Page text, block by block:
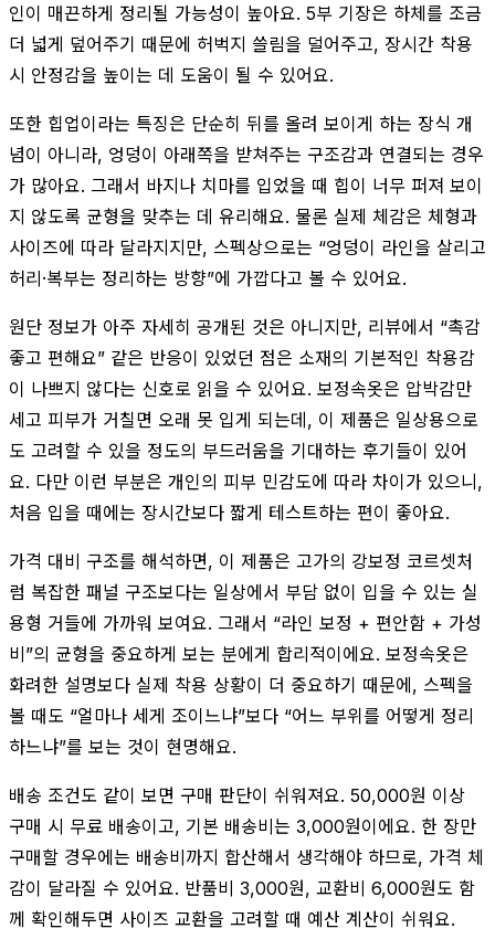
인이 매끈하게 정리될 가능성이 높아요. 5부 기장은 하체를 조금
더 넓게 덮어주기 때문에 허벅지 쓸림을 덜어주고, 장시간 착용
시 안정감을 높이는 데 도움이 될 수 있어요.
또한 힙업이라는 특징은 단순히 뒤를 올려 보이게 하는 장식 개
념이 아니라, 엉덩이 아래쪽을 받쳐주는 구조감과 연결되는 경우
가 많아요. 그래서 바지나 치마를 입었을 때 힙이 너무 퍼져 보이
지 않도록 균형을 맞추는 데 유리해요. 물론 실제 체감은 체형과
사이즈에 따라 달라지지만, 스펙상으로는 “엉덩이 라인을 살리고
허리·복부는 정리하는 방향”에 가깝다고 볼 수 있어요.
원단 정보가 아주 자세히 공개된 것은 아니지만, 리뷰에서 “촉감
좋고 편해요” 같은 반응이 있었던 점은 소재의 기본적인 착용감
이 나쁘지 않다는 신호로 읽을 수 있어요. 보정속옷은 압박감만
세고 피부가 거칠면 오래 못 입게 되는데, 이 제품은 일상용으로
도 고려할 수 있을 정도의 부드러움을 기대하는 후기들이 있어
요. 다만 이런 부분은 개인의 피부 민감도에 따라 차이가 있으니,
처음 입을 때에는 장시간보다 짧게 테스트하는 편이 좋아요.
가격 대비 구조를 해석하면, 이 제품은 고가의 강보정 코르셋처
럼 복잡한 패널 구조보다는 일상에서 부담 없이 입을 수 있는 실
용형 거들에 가까워 보여요. 그래서 “라인 보정 + 편안함 + 가성
비”의 균형을 중요하게 보는 분에게 합리적이에요. 보정속옷은
화려한 설명보다 실제 착용 상황이 더 중요하기 때문에, 스펙을
볼 때도 “얼마나 세게 조이느냐”보다 “어느 부위를 어떻게 정리
하느냐”를 보는 것이 현명해요.
배송 조건도 같이 보면 구매 판단이 쉬워져요. 50,000원 이상
구매 시 무료 배송이고, 기본 배송비는 3,000원이에요. 한 장만
구매할 경우에는 배송비까지 합산해서 생각해야 하므로, 가격 체
감이 달라질 수 있어요. 반품비 3,000원, 교환비 6,000원도 함
께 확인해두면 사이즈 교환을 고려할 때 예산 계산이 쉬워요.